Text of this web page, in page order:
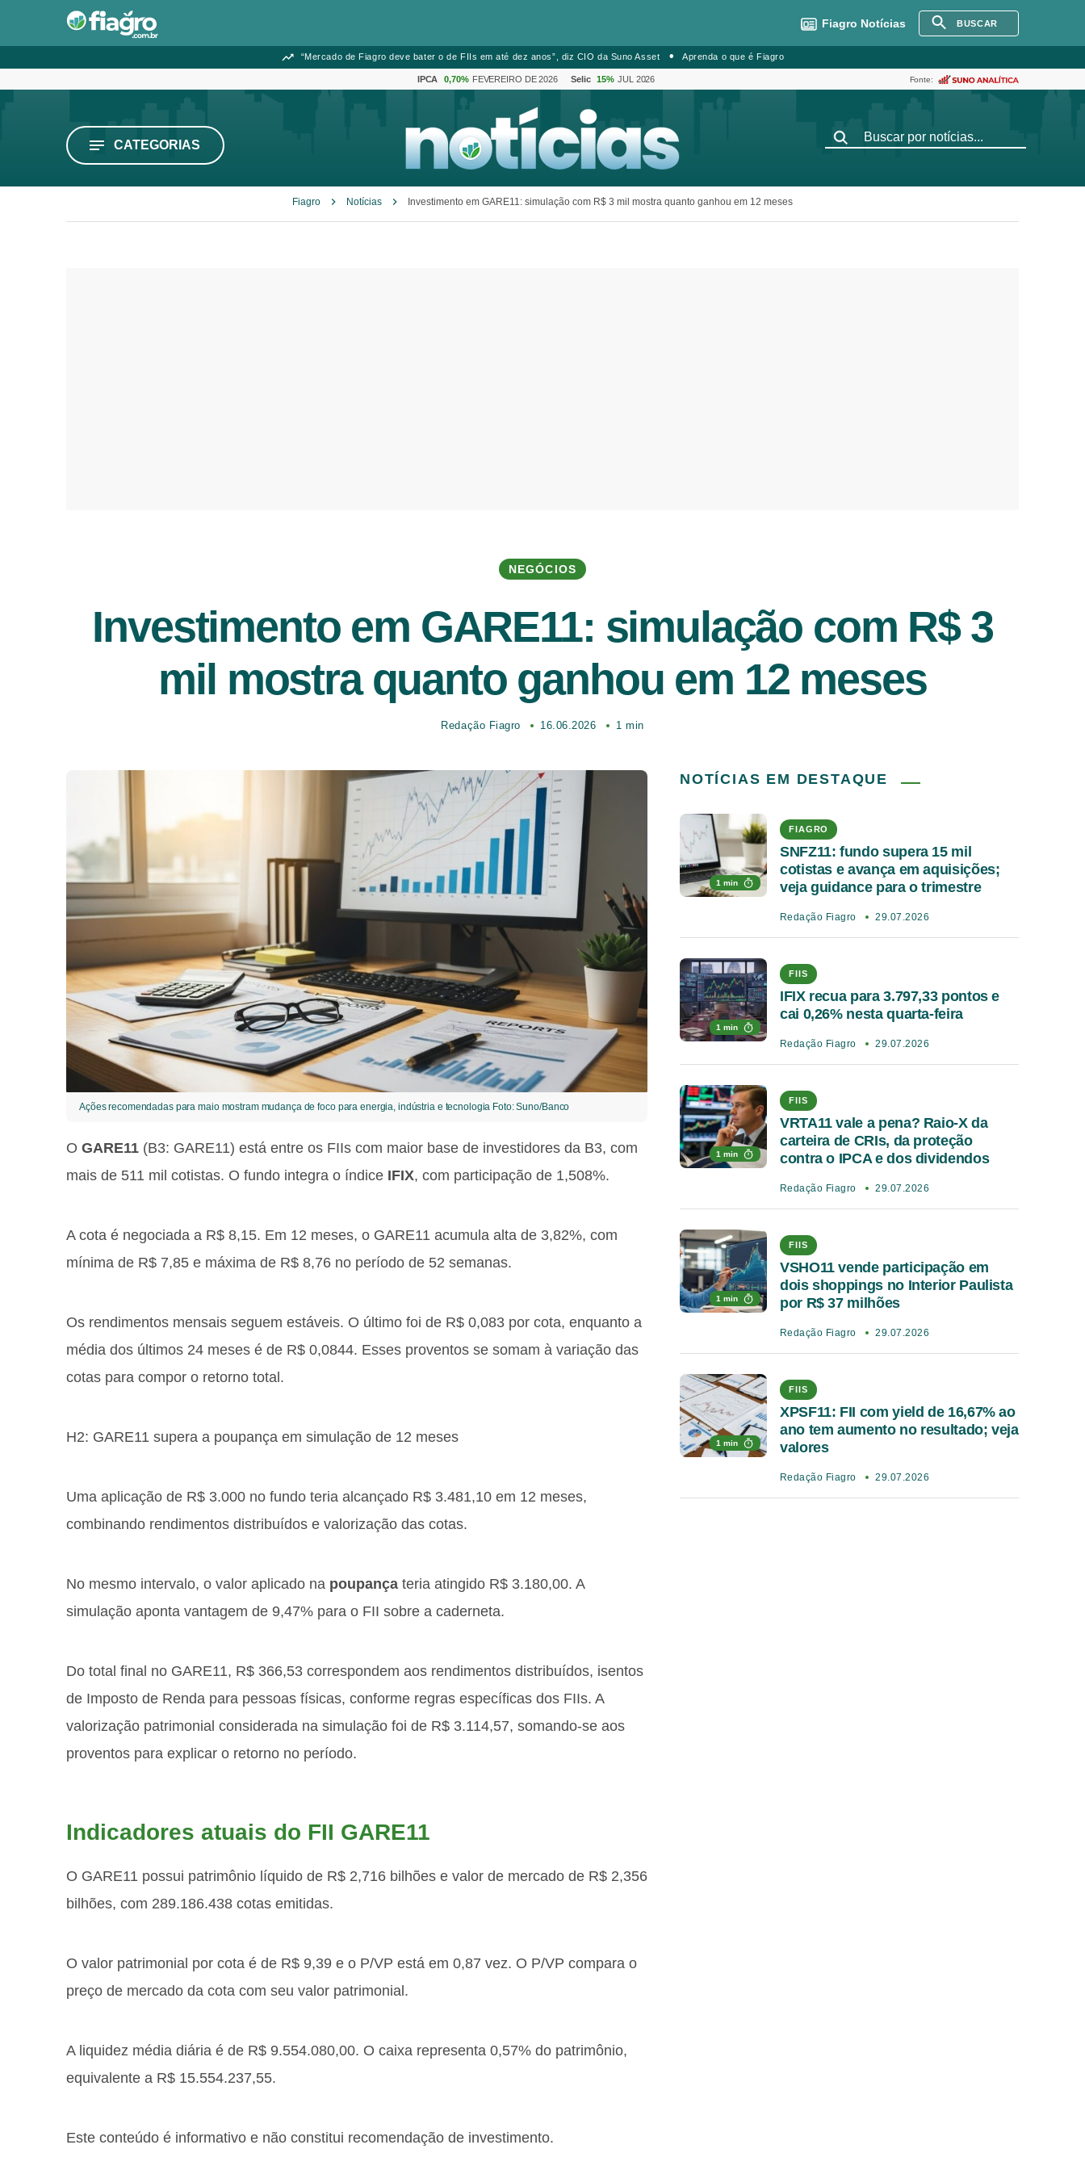
Fiagro Notícias BUSCAR
“Mercado de Fiagro deve bater o de FIIs em até dez anos”, diz CIO da Suno Asset Aprenda o que é Fiagro
IPCA 0,70% FEVEREIRO DE 2026 Selic 15% JUL 2026 Fonte:
CATEGORIAS
Fiagro Notícias Investimento em GARE11: simulação com R$ 3 mil mostra quanto ganhou em 12 meses
NEGÓCIOS
Investimento em GARE11: simulação com R$ 3
mil mostra quanto ganhou em 12 meses
Redação Fiagro 16.06.2026 1 min
Ações recomendadas para maio mostram mudança de foco para energia, indústria e tecnologia Foto: Suno/Banco
O GARE11 (B3: GARE11) está entre os FIIs com maior base de investidores da B3, com
mais de 511 mil cotistas. O fundo integra o índice IFIX, com participação de 1,508%.
A cota é negociada a R$ 8,15. Em 12 meses, o GARE11 acumula alta de 3,82%, com
mínima de R$ 7,85 e máxima de R$ 8,76 no período de 52 semanas.
Os rendimentos mensais seguem estáveis. O último foi de R$ 0,083 por cota, enquanto a
média dos últimos 24 meses é de R$ 0,0844. Esses proventos se somam à variação das
cotas para compor o retorno total.
H2: GARE11 supera a poupança em simulação de 12 meses
Uma aplicação de R$ 3.000 no fundo teria alcançado R$ 3.481,10 em 12 meses,
combinando rendimentos distribuídos e valorização das cotas.
No mesmo intervalo, o valor aplicado na poupança teria atingido R$ 3.180,00. A
simulação aponta vantagem de 9,47% para o FII sobre a caderneta.
Do total final no GARE11, R$ 366,53 correspondem aos rendimentos distribuídos, isentos
de Imposto de Renda para pessoas físicas, conforme regras específicas dos FIIs. A
valorização patrimonial considerada na simulação foi de R$ 3.114,57, somando-se aos
proventos para explicar o retorno no período.
Indicadores atuais do FII GARE11
O GARE11 possui patrimônio líquido de R$ 2,716 bilhões e valor de mercado de R$ 2,356
bilhões, com 289.186.438 cotas emitidas.
O valor patrimonial por cota é de R$ 9,39 e o P/VP está em 0,87 vez. O P/VP compara o
preço de mercado da cota com seu valor patrimonial.
A liquidez média diária é de R$ 9.554.080,00. O caixa representa 0,57% do patrimônio,
equivalente a R$ 15.554.237,55.
Este conteúdo é informativo e não constitui recomendação de investimento.
NOTÍCIAS EM DESTAQUE
1 min
FIAGRO
SNFZ11: fundo supera 15 mil
cotistas e avança em aquisições;
veja guidance para o trimestre
Redação Fiagro 29.07.2026
1 min
FIIS
IFIX recua para 3.797,33 pontos e
cai 0,26% nesta quarta-feira
Redação Fiagro 29.07.2026
1 min
FIIS
VRTA11 vale a pena? Raio-X da
carteira de CRIs, da proteção
contra o IPCA e dos dividendos
Redação Fiagro 29.07.2026
1 min
FIIS
VSHO11 vende participação em
dois shoppings no Interior Paulista
por R$ 37 milhões
Redação Fiagro 29.07.2026
1 min
FIIS
XPSF11: FII com yield de 16,67% ao
ano tem aumento no resultado; veja
valores
Redação Fiagro 29.07.2026